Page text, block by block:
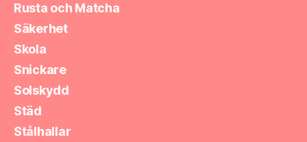
Rusta och Matcha
Säkerhet
Skola
Snickare
Solskydd
Städ
Stålhallar